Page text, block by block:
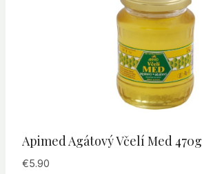
Apimed Agátový Včelí Med 470g
€5.90